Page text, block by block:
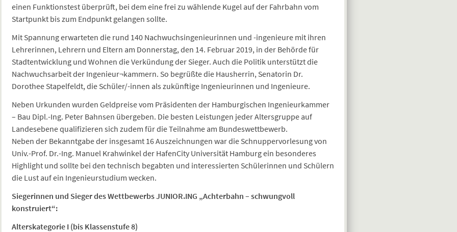
einen Funktionstest überprüft, bei dem eine frei zu wählende Kugel auf der Fahrbahn vom
Startpunkt bis zum Endpunkt gelangen sollte.
Mit Spannung erwarteten die rund 140 Nachwuchsingenieurinnen und -ingenieure mit ihren
Lehrerinnen, Lehrern und Eltern am Donnerstag, den 14. Februar 2019, in der Behörde für
Stadtentwicklung und Wohnen die Verkündung der Sieger. Auch die Politik unterstützt die
Nachwuchsarbeit der Ingenieur¬kammern. So begrüßte die Hausherrin, Senatorin Dr.
Dorothee Stapelfeldt, die Schüler/-innen als zukünftige Ingenieurinnen und Ingenieure.
Neben Urkunden wurden Geldpreise vom Präsidenten der Hamburgischen Ingenieurkammer
– Bau Dipl.-Ing. Peter Bahnsen übergeben. Die besten Leistungen jeder Altersgruppe auf
Landesebene qualifizieren sich zudem für die Teilnahme am Bundeswettbewerb.
Neben der Bekanntgabe der insgesamt 16 Auszeichnungen war die Schnuppervorlesung von
Univ.-Prof. Dr.-Ing. Manuel Krahwinkel der HafenCity Universität Hamburg ein besonderes
Highlight und sollte bei den technisch begabten und interessierten Schülerinnen und Schülern
die Lust auf ein Ingenieurstudium wecken.
Siegerinnen und Sieger des Wettbewerbs JUNIOR.ING „Achterbahn – schwungvoll
konstruiert“:
Alterskategorie I (bis Klassenstufe 8)